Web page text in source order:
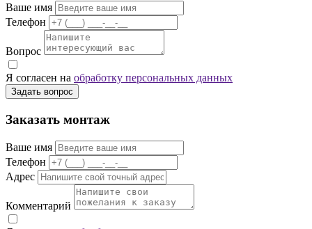
Ваше имя
Телефон
Вопрос
Я согласен на обработку персональных данных
Задать вопрос
Заказать монтаж
Ваше имя
Телефон
Адрес
Комментарий